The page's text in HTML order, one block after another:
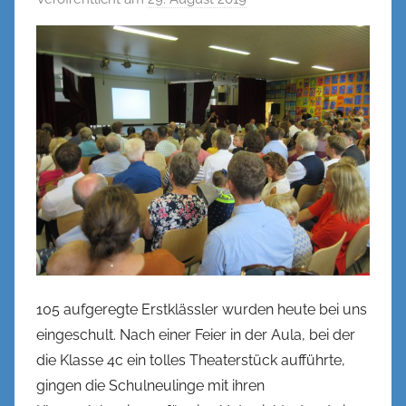
o
c
t
r
o
h
105 aufgeregte Erstklässler wurden heute bei uns
eingeschult. Nach einer Feier in der Aula, bei der
die Klasse 4c ein tolles Theaterstück aufführte,
gingen die Schulneulinge mit ihren